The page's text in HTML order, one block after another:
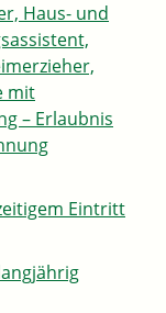
Haus- und
mit
– Erlaubnis
Eintritt